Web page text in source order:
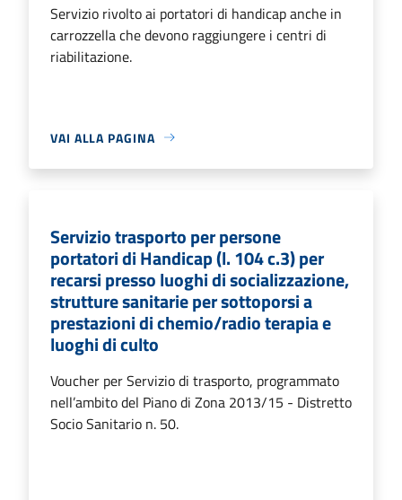
Servizio rivolto ai portatori di handicap anche in
carrozzella che devono raggiungere i centri di
riabilitazione.
VAI ALLA PAGINA
Servizio trasporto per persone
portatori di Handicap (l. 104 c.3) per
recarsi presso luoghi di socializzazione,
strutture sanitarie per sottoporsi a
prestazioni di chemio/radio terapia e
luoghi di culto
Voucher per Servizio di trasporto, programmato
nell’ambito del Piano di Zona 2013/15 - Distretto
Socio Sanitario n. 50.